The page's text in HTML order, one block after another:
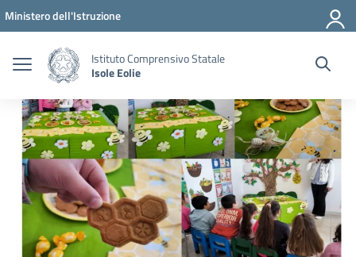
Vai ai contenuti
Vai al menu di navigazione
Vai al footer
Ministero dell'Istruzione
Istituto Comprensivo Statale
Isole Eolie